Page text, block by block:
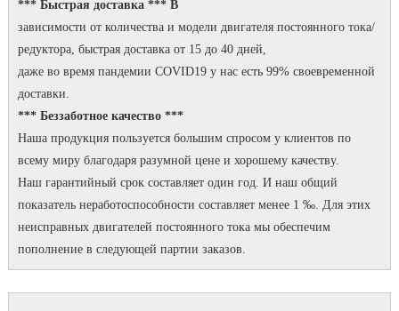
*** Быстрая доставка *** В
зависимости от количества и модели двигателя постоянного тока/
редуктора, быстрая доставка от 15 до 40 дней,
даже во время пандемии COVID19 у нас есть 99% своевременной
доставки.
*** Беззаботное качество ***
Наша продукция пользуется большим спросом у клиентов по
всему миру благодаря разумной цене и хорошему качеству.
Наш гарантийный срок составляет один год. И наш общий
показатель неработоспособности составляет менее 1 ‰. Для этих
неисправных двигателей постоянного тока мы обеспечим
пополнение в следующей партии заказов.